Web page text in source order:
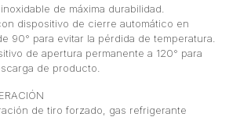
de máxima durabilidad.
dispositivo de cierre automático en
90° para evitar la pérdida de temperatura.
de apertura permanente a 120° para
de producto.
de tiro forzado, gas refrigerante